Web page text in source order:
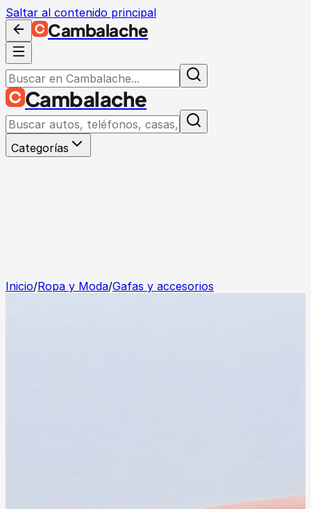
Saltar al contenido principal
Cambalache
Cambalache
Categorías
Inicio/Ropa y Moda/Gafas y accesorios